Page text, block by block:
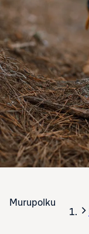
Murupolku